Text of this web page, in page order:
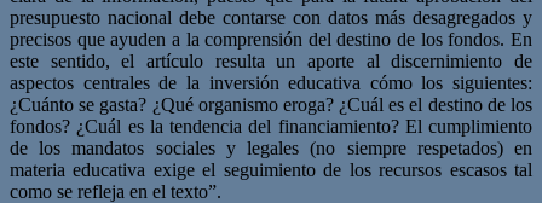
presupuesto nacional debe contarse con datos más desagregados y
precisos que ayuden a la comprensión del destino de los fondos. En
este sentido, el artículo resulta un aporte al discernimiento de
aspectos centrales de la inversión educativa cómo los siguientes:
¿Cuánto se gasta? ¿Qué organismo eroga? ¿Cuál es el destino de los
fondos? ¿Cuál es la tendencia del financiamiento? El cumplimiento
de los mandatos sociales y legales (no siempre respetados) en
materia educativa exige el seguimiento de los recursos escasos tal
como se refleja en el texto”.